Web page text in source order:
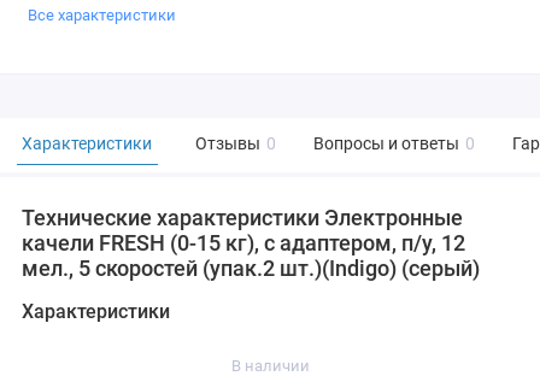
Все характеристики
Характеристики Отзывы 0 Вопросы и ответы 0
Технические характеристики Электронные
качели FRESH (0-15 кг), с адаптером, п/у, 12
мел., 5 скоростей (упак.2 шт.)(Indigo) (серый)
Характеристики
В наличии